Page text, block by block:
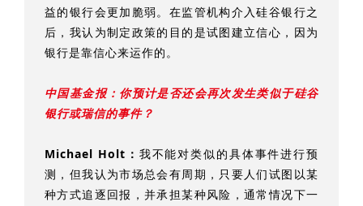
益的银行会更加脆弱。在监管机构介入硅谷银行之
后，我认为制定政策的目的是试图建立信心，因为
银行是靠信心来运作的。
中国基金报： 你预计是否还会再次发生类似于硅谷
银行或瑞信的事件？
Michael Holt： 我不能对类似的具体事件进行预
测，但我认为市场总会有周期，只要人们试图以某
种方式追逐回报，并承担某种风险，通常情况下一